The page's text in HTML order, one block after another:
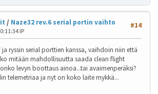
#14
/ Naze32 rev.6 serial portin vaihto
IP
ryssin serial porttien kanssa, vaihdoin niin että
mitään mahdollisuutta saada clean flight
levyn boottaus ainoa...tai avaimenperäksi?
telemetriaa ja nyt on koko laite mykkä...